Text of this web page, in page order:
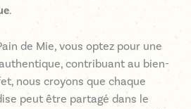
.
de Mie, vous optez pour une
contribuant au bien-
nous croyons que chaque
peut être partagé dans le